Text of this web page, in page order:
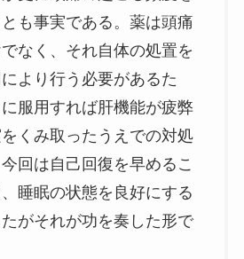
とも事実である。薬は頭痛
なく、それ自体の処置を
より行う必要があるた
服用すれば肝機能が疲弊
くみ取ったうえでの対処
回は自己回復を早めるこ
睡眠の状態を良好にする
がそれが功を奏した形で